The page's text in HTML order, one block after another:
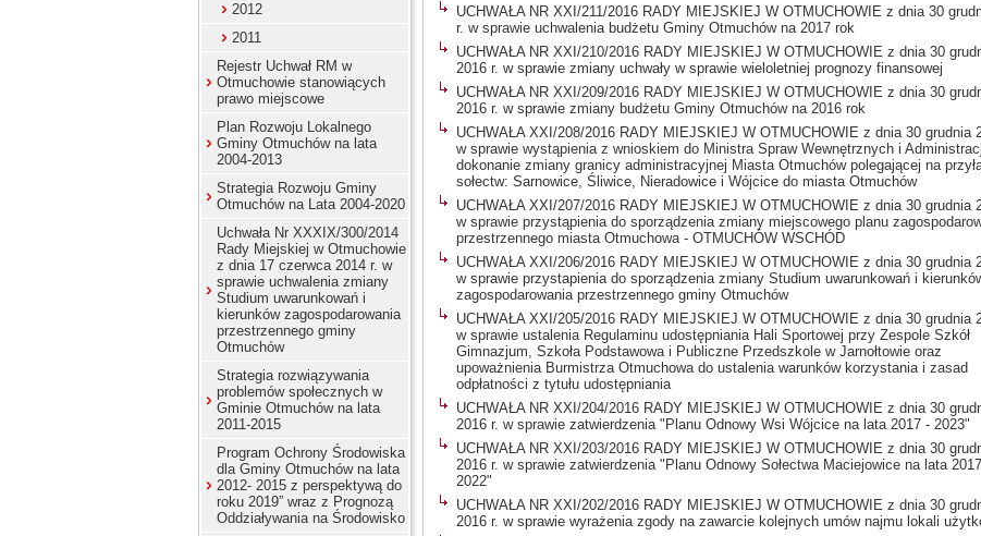
2012
2011
Rejestr Uchwał RM w
Otmuchowie stanowiących
prawo miejscowe
Plan Rozwoju Lokalnego
Gminy Otmuchów na lata
2004-2013
Strategia Rozwoju Gminy
Otmuchów na Lata 2004-2020
Uchwała Nr XXXIX/300/2014
Rady Miejskiej w Otmuchowie
z dnia 17 czerwca 2014 r. w
sprawie uchwalenia zmiany
Studium uwarunkowań i
kierunków zagospodarowania
przestrzennego gminy
Otmuchów
Strategia rozwiązywania
problemów społecznych w
Gminie Otmuchów na lata
2011-2015
Program Ochrony Środowiska
dla Gminy Otmuchów na lata
2012- 2015 z perspektywą do
roku 2019” wraz z Prognozą
Oddziaływania na Środowisko
UCHWAŁA NR XXI/211/2016 RADY MIEJSKIEJ W OTMUCHOWIE z dnia 30
r. w sprawie uchwalenia budżetu Gminy Otmuchów na 2017 rok
UCHWAŁA NR XXI/210/2016 RADY MIEJSKIEJ W OTMUCHOWIE z dnia 30
2016 r. w sprawie zmiany uchwały w sprawie wieloletniej prognozy finansowej
UCHWAŁA NR XXI/209/2016 RADY MIEJSKIEJ W OTMUCHOWIE z dnia 30
2016 r. w sprawie zmiany budżetu Gminy Otmuchów na 2016 rok
UCHWAŁA XXI/208/2016 RADY MIEJSKIEJ W OTMUCHOWIE z dnia 30 grudnia
w sprawie wystąpienia z wnioskiem do Ministra Spraw Wewnętrznych i
dokonanie zmiany granicy administracyjnej Miasta Otmuchów polegającej na
sołectw: Sarnowice, Śliwice, Nieradowice i Wójcice do miasta Otmuchów
UCHWAŁA XXI/207/2016 RADY MIEJSKIEJ W OTMUCHOWIE z dnia 30 grudnia
w sprawie przystąpienia do sporządzenia zmiany miejscowego planu
przestrzennego miasta Otmuchowa - OTMUCHÓW WSCHÓD
UCHWAŁA XXI/206/2016 RADY MIEJSKIEJ W OTMUCHOWIE z dnia 30 grudnia
w sprawie przystapienia do sporządzenia zmiany Studium uwarunkowań i
zagospodarowania przestrzennego gminy Otmuchów
UCHWAŁA XXI/205/2016 RADY MIEJSKIEJ W OTMUCHOWIE z dnia 30 grudnia
w sprawie ustalenia Regulaminu udostępniania Hali Sportowej przy Zespole Szkół
Gimnazjum, Szkoła Podstawowa i Publiczne Przedszkole w Jarnołtowie oraz
upoważnienia Burmistrza Otmuchowa do ustalenia warunków korzystania i zasad
odpłatności z tytułu udostępniania
UCHWAŁA NR XXI/204/2016 RADY MIEJSKIEJ W OTMUCHOWIE z dnia 30
2016 r. w sprawie zatwierdzenia "Planu Odnowy Wsi Wójcice na lata 2017 - 2023"
UCHWAŁA NR XXI/203/2016 RADY MIEJSKIEJ W OTMUCHOWIE z dnia 30
2016 r. w sprawie zatwierdzenia "Planu Odnowy Sołectwa Maciejowice na lata
2022"
UCHWAŁA NR XXI/202/2016 RADY MIEJSKIEJ W OTMUCHOWIE z dnia 30
2016 r. w sprawie wyrażenia zgody na zawarcie kolejnych umów najmu lokali